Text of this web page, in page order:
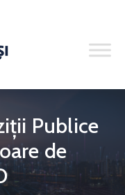
Publice
de